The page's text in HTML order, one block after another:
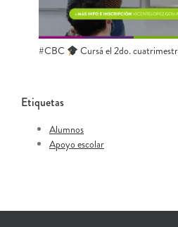
#CBC Cursá el 2do.
Etiquetas
Alumnos
Apoyo escolar